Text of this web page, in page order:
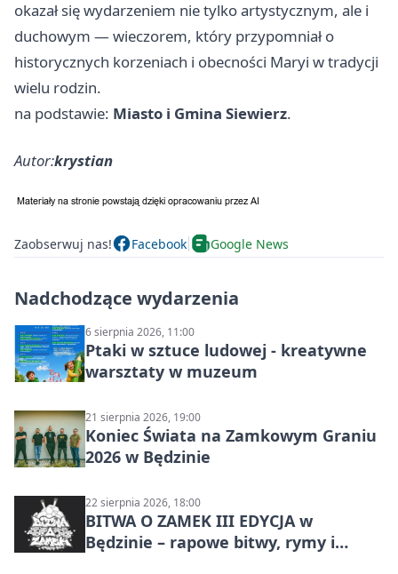
okazał się wydarzeniem nie tylko artystycznym, ale i
duchowym — wieczorem, który przypomniał o
historycznych korzeniach i obecności Maryi w tradycji
wielu rodzin.
na podstawie: Miasto i Gmina Siewierz.
Autor:krystian
Zaobserwuj nas! Facebook Google News
Nadchodzące wydarzenia
6 sierpnia 2026, 11:00
Ptaki w sztuce ludowej - kreatywne
warsztaty w muzeum
21 sierpnia 2026, 19:00
Koniec Świata na Zamkowym Graniu
2026 w Będzinie
22 sierpnia 2026, 18:00
BITWA O ZAMEK III EDYCJA w
Będzinie – rapowe bitwy, rymy i